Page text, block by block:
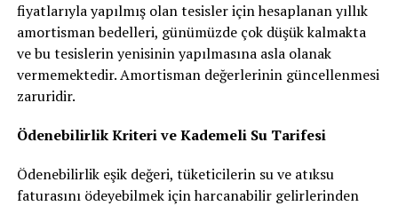
fiyatlarıyla yapılmış olan tesisler için hesaplanan yıllık
amortisman bedelleri, günümüzde çok düşük kalmakta
ve bu tesislerin yenisinin yapılmasına asla olanak
vermemektedir. Amortisman değerlerinin güncellenmesi
zaruridir.
Ödenebilirlik Kriteri ve Kademeli Su Tarifesi
Ödenebilirlik eşik değeri, tüketicilerin su ve atıksu
faturasını ödeyebilmek için harcanabilir gelirlerinden